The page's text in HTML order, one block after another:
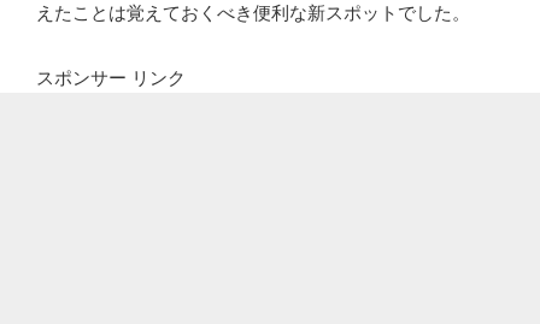
えたことは覚えておくべき便利な新スポットでした。
スポンサー リンク